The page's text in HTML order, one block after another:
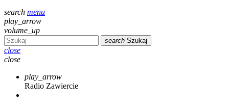
search menu
play_arrow
volume_up
search Szukaj
close
close
play_arrow
Radio Zawiercie